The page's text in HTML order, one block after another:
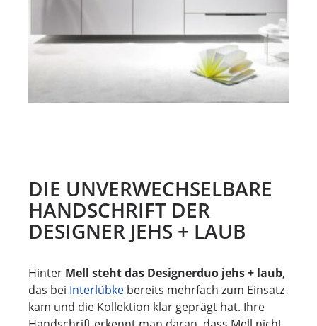
DIE UNVERWECHSELBARE
HANDSCHRIFT DER
DESIGNER JEHS + LAUB
Hinter Mell steht das Designerduo jehs + laub,
das bei Interlübke bereits mehrfach zum Einsatz
kam und die Kollektion klar geprägt hat. Ihre